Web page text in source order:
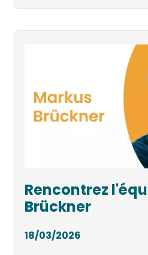
Rencontrez
Brückner
18/03/2026